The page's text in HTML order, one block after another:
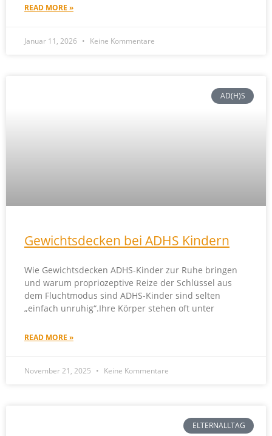
READ MORE »
Januar 11, 2026 Keine Kommentare
AD(H)S
Gewichtsdecken bei ADHS Kindern
Wie Gewichtsdecken ADHS-Kinder zur Ruhe bringen
und warum propriozeptive Reize der Schlüssel aus
dem Fluchtmodus sind ADHS-Kinder sind selten
„einfach unruhig“.Ihre Körper stehen oft unter
READ MORE »
November 21, 2025 Keine Kommentare
ELTERNALLTAG